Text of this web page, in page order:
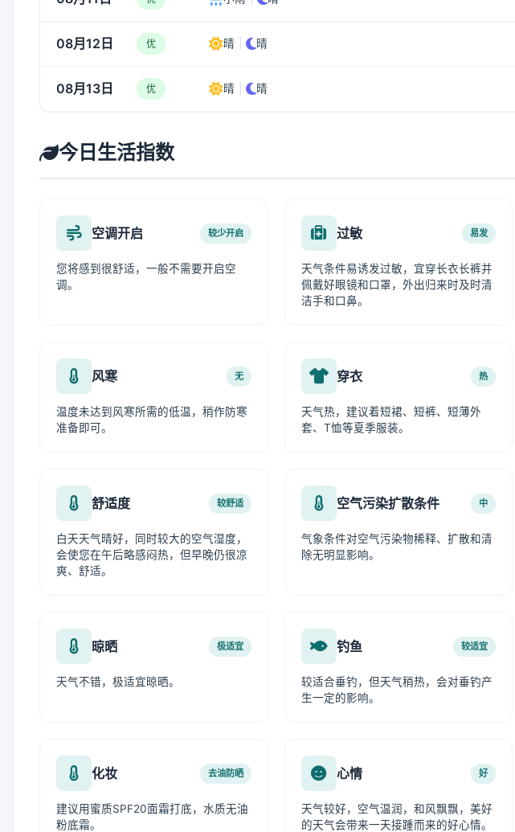
08月12日 优 晴 晴
08月13日 优 晴 晴
今日生活指数
空调开启 较少开启
您将感到很舒适，一般不需要开启空
调。
过敏 易发
天气条件易诱发过敏，宜穿长衣长裤并
佩戴好眼镜和口罩，外出归来时及时清
洁手和口鼻。
风寒 无
温度未达到风寒所需的低温，稍作防寒
准备即可。
穿衣 热
天气热，建议着短裙、短裤、短薄外
套、T恤等夏季服装。
舒适度 较舒适
白天天气晴好，同时较大的空气湿度，
会使您在午后略感闷热，但早晚仍很凉
爽、舒适。
空气污染扩散条件 中
气象条件对空气污染物稀释、扩散和清
除无明显影响。
晾晒 极适宜
天气不错，极适宜晾晒。
钓鱼 较适宜
较适合垂钓，但天气稍热，会对垂钓产
生一定的影响。
化妆 去油防晒
建议用蜜质SPF20面霜打底，水质无油
粉底霜。
心情 好
天气较好，空气温润，和风飘飘，美好
的天气会带来一天接踵而来的好心情。